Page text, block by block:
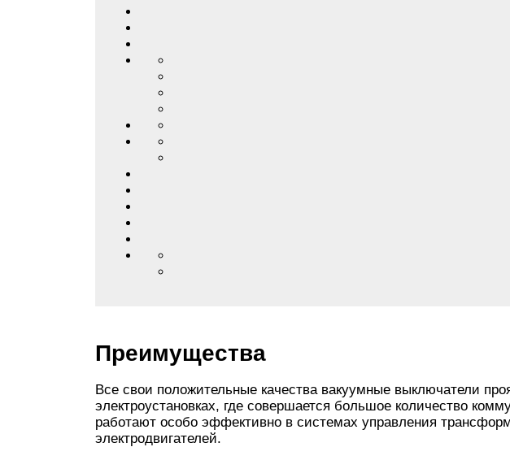
Преимущества
Все свои положительные качества вакуумные выключатели
электроустановках, где совершается большое количество
работают особо эффективно в системах управления
электродвигателей.